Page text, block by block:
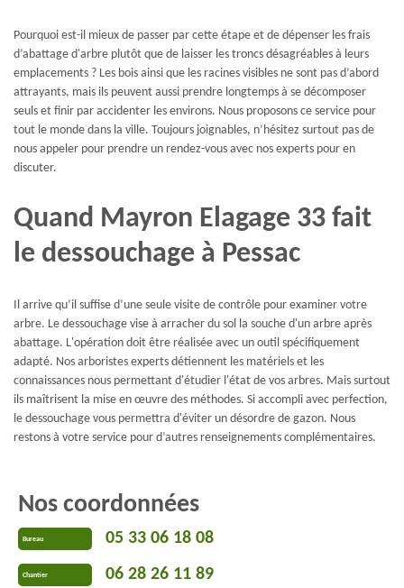
Pourquoi est-il mieux de passer par cette étape et de dépenser les frais
d’abattage d'arbre plutôt que de laisser les troncs désagréables à leurs
emplacements ? Les bois ainsi que les racines visibles ne sont pas d’abord
attrayants, mais ils peuvent aussi prendre longtemps à se décomposer
seuls et finir par accidenter les environs. Nous proposons ce service pour
tout le monde dans la ville. Toujours joignables, n’hésitez surtout pas de
nous appeler pour prendre un rendez-vous avec nos experts pour en
discuter.
Quand Mayron Elagage 33 fait
le dessouchage à Pessac
Il arrive qu’il suffise d’une seule visite de contrôle pour examiner votre
arbre. Le dessouchage vise à arracher du sol la souche d'un arbre après
abattage. L'opération doit être réalisée avec un outil spécifiquement
adapté. Nos arboristes experts détiennent les matériels et les
connaissances nous permettant d'étudier l'état de vos arbres. Mais surtout
ils maîtrisent la mise en œuvre des méthodes. Si accompli avec perfection,
le dessouchage vous permettra d'éviter un désordre de gazon. Nous
restons à votre service pour d’autres renseignements complémentaires.
Nos coordonnées
Bureau 05 33 06 18 08
Chantier 06 28 26 11 89